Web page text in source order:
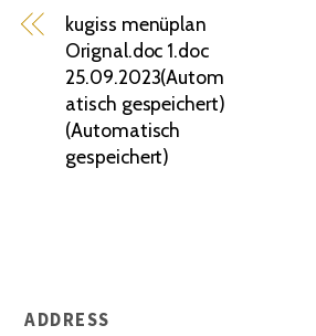
kugiss menüplan
Orignal.doc 1.doc
25.09.2023(Autom
atisch gespeichert)
(Automatisch
gespeichert)
ADDRESS